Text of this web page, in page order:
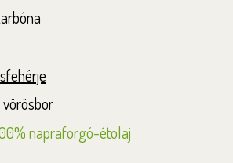
napraforgó-étolaj